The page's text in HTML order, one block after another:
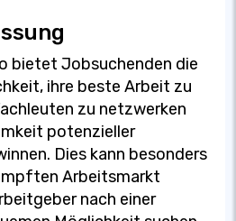
bietet Jobsuchenden die
ihre beste Arbeit zu
zu netzwerken
potenzieller
Dies kann besonders
Arbeitsmarkt
nach einer